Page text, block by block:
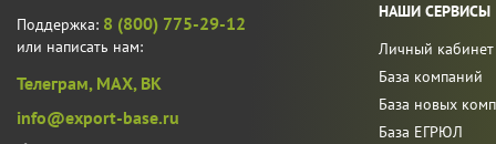
Поддержка: 8 (800) 775-29-12
или написать нам:
Телеграм, MAX, ВК
info@export-base.ru
НАШИ СЕРВИСЫ
Личный кабинет
База компаний
База новых
База ЕГРЮЛ